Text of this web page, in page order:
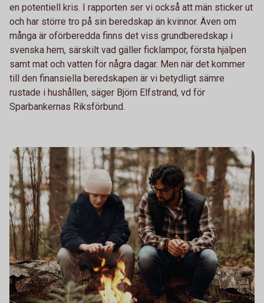
en potentiell kris. I rapporten ser vi också att män sticker ut
och har större tro på sin beredskap än kvinnor. Även om
många är oförberedda finns det viss grundberedskap i
svenska hem, särskilt vad gäller ficklampor, första hjälpen
samt mat och vatten för några dagar. Men när det kommer
till den finansiella beredskapen är vi betydligt sämre
rustade i hushållen, säger Björn Elfstrand, vd för
Sparbankernas Riksförbund.